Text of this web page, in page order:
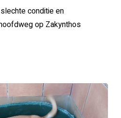
conditie en
op Zakynthos